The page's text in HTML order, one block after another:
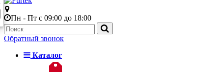
Пн - Пт с 09:00 до 18:00
Обратный звонок
Каталог